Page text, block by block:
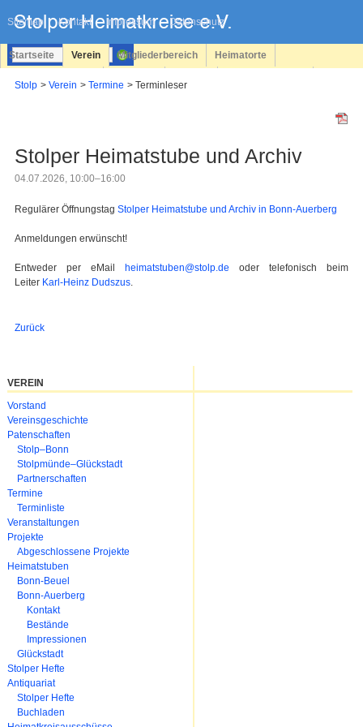
Sitemap Kontakt Impressum Datenschutz
überspringen
Startseite Verein Mitgliederbereich Heimatorte
Stolp Verein Termine Terminleser
Stolper Heimatstube und Archiv
04.07.2026, 10:00–16:00
Regulärer Öffnungstag Stolper Heimatstube und Archiv in Bonn-Auerberg
Anmeldungen erwünscht!
Entweder per eMail heimatstuben@stolp.de oder telefonisch beim
Leiter Karl-Heinz Dudszus.
Zurück
VEREIN
Navigation
überspringen
Vorstand
Vereinsgeschichte
Patenschaften
Stolp–Bonn
Stolpmünde–Glückstadt
Partnerschaften
Termine
Terminliste
Veranstaltungen
Projekte
Abgeschlossene Projekte
Heimatstuben
Bonn-Beuel
Bonn-Auerberg
Kontakt
Bestände
Impressionen
Glückstadt
Stolper Hefte
Antiquariat
Stolper Hefte
Buchladen